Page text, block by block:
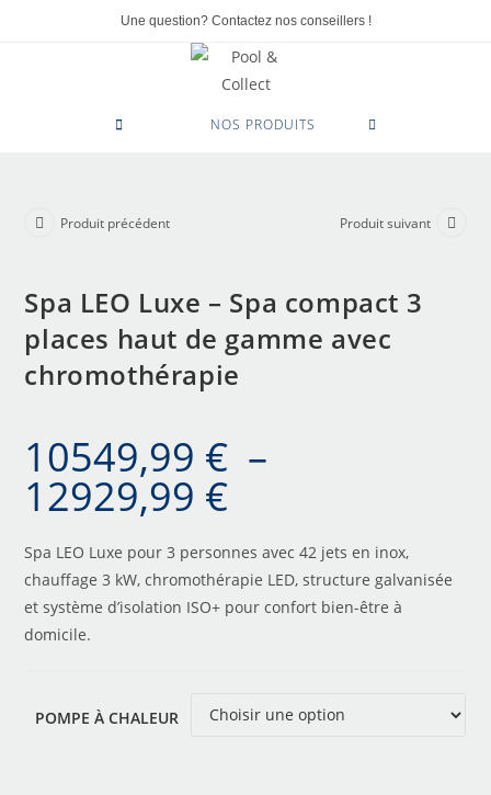
Une question? Contactez nos conseillers !
NOS PRODUITS
Produit précédent Produit suivant
Spa LEO Luxe – Spa compact 3
places haut de gamme avec
chromothérapie
10549,99 € –
12929,99 €
Spa LEO Luxe pour 3 personnes avec 42 jets en inox,
chauffage 3 kW, chromothérapie LED, structure galvanisée
et système d’isolation ISO+ pour confort bien-être à
domicile.
POMPE À CHALEUR